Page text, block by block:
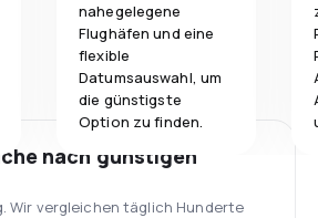
nahegelegene
Flughäfen und eine
flexible
Datumsauswahl, um
die günstigste
Option zu finden.
nach günstigen
Wir vergleichen täglich Hunderte